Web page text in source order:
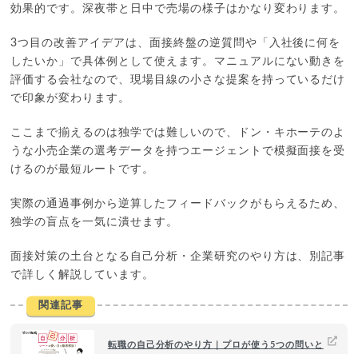
効果的です。深夜帯と日中で売場の様子はかなり変わります。
3つ目の改善アイデアは、面接終盤の逆質問や「入社後に何を
したいか」で具体例として使えます。マニュアルにない動きを
評価する会社なので、現場目線の小さな提案を持っているだけ
で印象が変わります。
ここまで揃えるのは独学では難しいので、ドン・キホーテのよ
うな小売企業の選考データを持つエージェントで模擬面接を受
けるのが最短ルートです。
実際の通過事例から逆算したフィードバックがもらえるため、
独学の盲点を一気に潰せます。
面接対策の土台となる自己分析・企業研究のやり方は、別記事
で詳しく解説しています。
関連記事
転職の自己分析のやり方｜プロが使う5つの問いと